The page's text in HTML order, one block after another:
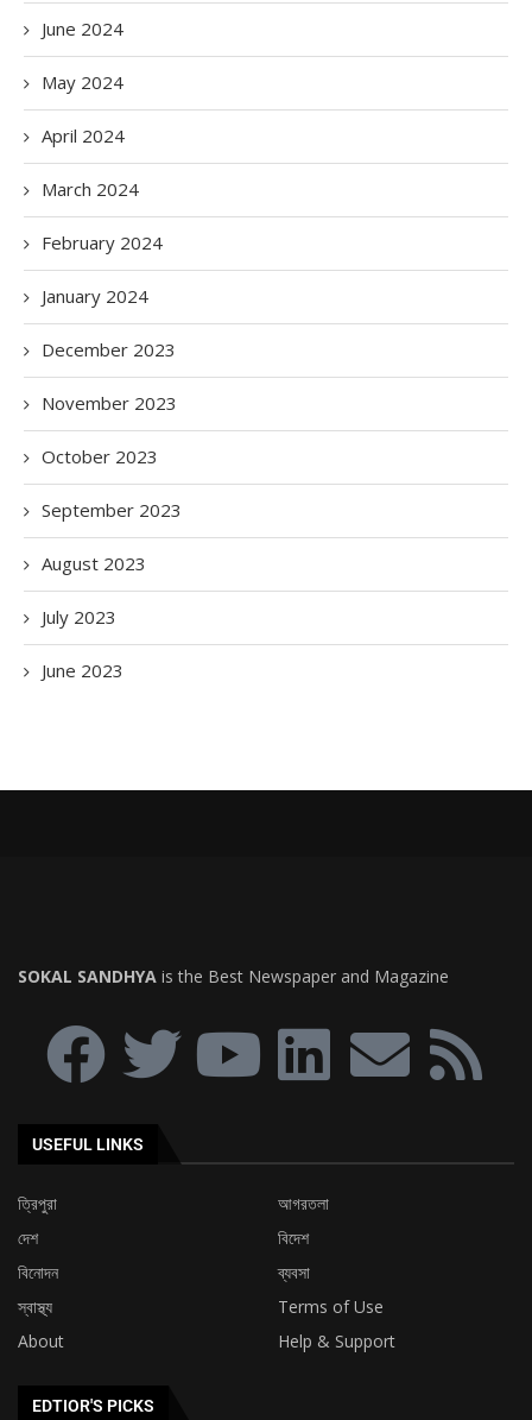
June 2024
May 2024
April 2024
March 2024
February 2024
January 2024
December 2023
November 2023
October 2023
September 2023
August 2023
July 2023
June 2023
SOKAL SANDHYA is the Best Newspaper and Magazine
USEFUL LINKS
ত্রিপুরা
আগরতলা
দেশ
বিদেশ
বিনোদন
ব্যবসা
স্বাস্থ্য
Terms of Use
About
Help & Support
EDTIOR'S PICKS